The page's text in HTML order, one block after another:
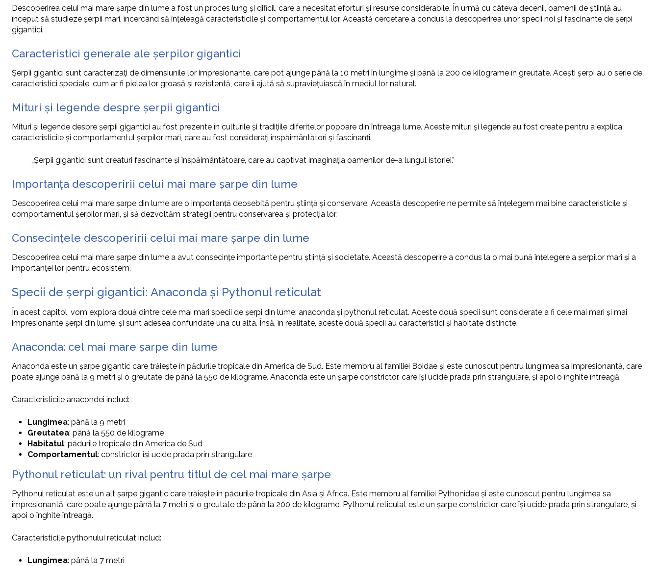
Descoperirea celui mai mare șarpe din lume a fost un proces lung și dificil, care a necesitat eforturi și resurse considerabile. În urmă cu câteva decenii, oamenii de știință au
început să studieze șerpii mari, încercând să înțeleagă caracteristicile și comportamentul lor. Această cercetare a condus la descoperirea unor specii noi și fascinante de șerpi
gigantici.
Caracteristici generale ale șerpilor gigantici
Șerpii gigantici sunt caracterizați de dimensiunile lor impresionante, care pot ajunge până la 10 metri în lungime și până la 200 de kilograme în greutate. Acești șerpi au o serie de
caracteristici speciale, cum ar fi pielea lor groasă și rezistentă, care îi ajută să supraviețuiască în mediul lor natural.
Mituri și legende despre șerpii gigantici
Mituri și legende despre șerpii gigantici au fost prezente în culturile și tradițiile diferitelor popoare din întreaga lume. Aceste mituri și legende au fost create pentru a explica
caracteristicile și comportamentul șerpilor mari, care au fost considerați înspăimântători și fascinanți.
„Șerpii gigantici sunt creaturi fascinante și înspăimântătoare, care au captivat imaginația oamenilor de-a lungul istoriei.”
Importanța descoperirii celui mai mare șarpe din lume
Descoperirea celui mai mare șarpe din lume are o importanță deosebită pentru știință și conservare. Această descoperire ne permite să înțelegem mai bine caracteristicile și
comportamentul șerpilor mari, și să dezvoltăm strategii pentru conservarea și protecția lor.
Consecințele descoperirii celui mai mare șarpe din lume
Descoperirea celui mai mare șarpe din lume a avut consecințe importante pentru știință și societate. Această descoperire a condus la o mai bună înțelegere a șerpilor mari și a
importanței lor pentru ecosistem.
Specii de șerpi gigantici: Anaconda și Pythonul reticulat
În acest capitol, vom explora două dintre cele mai mari specii de șerpi din lume: anaconda și pythonul reticulat. Aceste două specii sunt considerate a fi cele mai mari și mai
impresionante șerpi din lume, și sunt adesea confundate una cu alta. Însă, în realitate, aceste două specii au caracteristici și habitate distincte.
Anaconda: cel mai mare șarpe din lume
Anaconda este un șarpe gigantic care trăiește în pădurile tropicale din America de Sud. Este membru al familiei Boidae și este cunoscut pentru lungimea sa impresionantă, care
poate ajunge până la 9 metri și o greutate de până la 550 de kilograme. Anaconda este un șarpe constrictor, care își ucide prada prin strangulare, și apoi o înghite întreagă.
Caracteristicile anacondei includ:
Lungimea: până la 9 metri
Greutatea: până la 550 de kilograme
Habitatul: pădurile tropicale din America de Sud
Comportamentul: constrictor, își ucide prada prin strangulare
Pythonul reticulat: un rival pentru titlul de cel mai mare șarpe
Pythonul reticulat este un alt șarpe gigantic care trăiește în pădurile tropicale din Asia și Africa. Este membru al familiei Pythonidae și este cunoscut pentru lungimea sa
impresionantă, care poate ajunge până la 7 metri și o greutate de până la 200 de kilograme. Pythonul reticulat este un șarpe constrictor, care își ucide prada prin strangulare, și
apoi o înghite întreagă.
Caracteristicile pythonului reticulat includ:
Lungimea: până la 7 metri